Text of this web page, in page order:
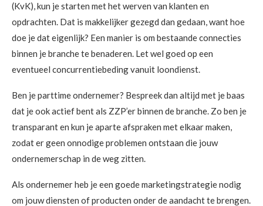
(KvK), kun je starten met het werven van klanten en
opdrachten. Dat is makkelijker gezegd dan gedaan, want hoe
doe je dat eigenlijk? Een manier is om bestaande connecties
binnen je branche te benaderen. Let wel goed op een
eventueel concurrentiebeding vanuit loondienst.
Ben je parttime ondernemer? Bespreek dan altijd met je baas
dat je ook actief bent als ZZP’er binnen de branche. Zo ben je
transparant en kun je aparte afspraken met elkaar maken,
zodat er geen onnodige problemen ontstaan die jouw
ondernemerschap in de weg zitten.
Als ondernemer heb je een goede marketingstrategie nodig
om jouw diensten of producten onder de aandacht te brengen.